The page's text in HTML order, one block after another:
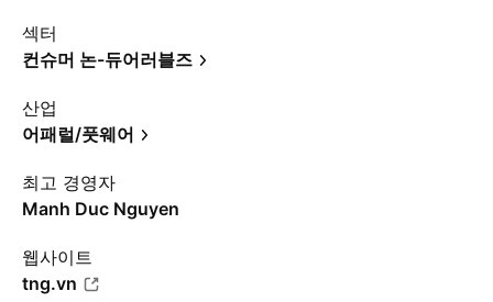
섹터
컨슈머 논-듀어러블즈
산업
어패럴/풋웨어
최고 경영자
Manh Duc Nguyen
웹사이트
tng.vn